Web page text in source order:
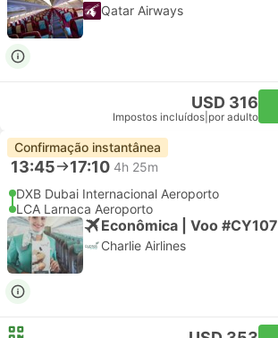
Qatar Airways
USD 316
Impostos incluídos por adulto
Confirmação instantânea
13:45 17:10 4h 25m
DXB Dubai Internacional Aeroporto
LCA Larnaca Aeroporto
Econômica | Voo #CY107
Charlie Airlines